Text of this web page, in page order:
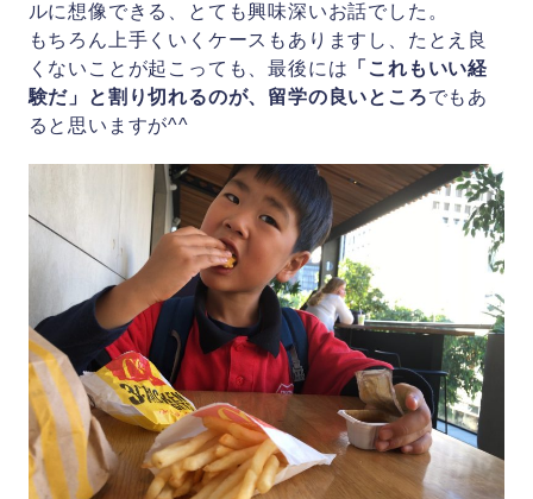
ルに想像できる、とても興味深いお話でした。
もちろん上手くいくケースもありますし、たとえ良
くないことが起こっても、最後には 「これもいい経
験だ」と割り切れるのが、留学の良いところでもあ
ると思いますが^^